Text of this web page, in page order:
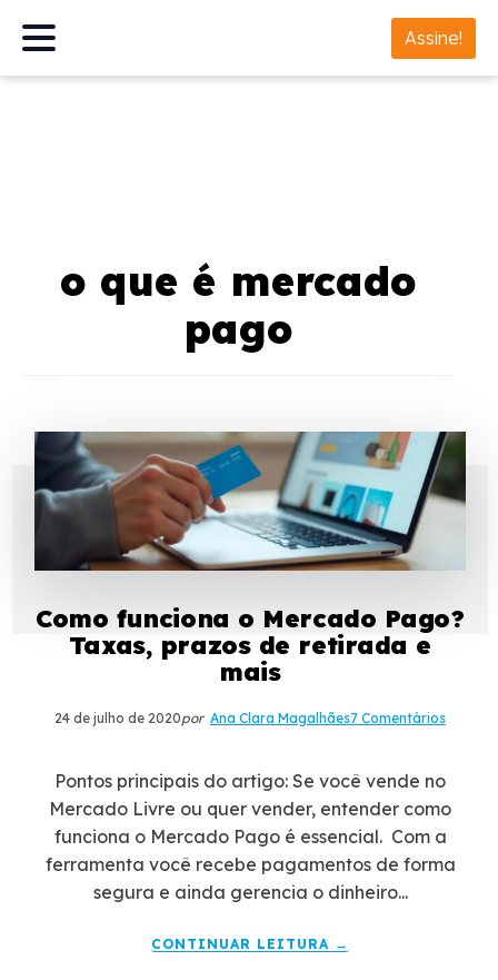
Assine!
o que é mercado
pago
Como funciona o Mercado Pago?
Taxas, prazos de retirada e
mais
24 de julho de 2020por Ana Clara Magalhães7 Comentários
Pontos principais do artigo: Se você vende no
Mercado Livre ou quer vender, entender como
funciona o Mercado Pago é essencial. Com a
ferramenta você recebe pagamentos de forma
segura e ainda gerencia o dinheiro...
CONTINUAR LEITURA →